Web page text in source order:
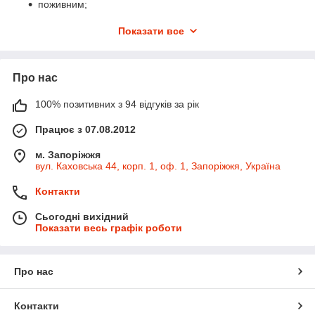
поживним;
протиалергічну;
сонцезахисним.
власного колагену, тому можна купити масло ши для
3.
Застосування в косметології
У косметології масло ши активно використовується як діючий
компонент коштів для шкірних покривів обличчя, тіла і
волосся. Баттер каріте може входити до складу:
поживних кремів;
захисних і пом'якшуючих бальзамів;
сонцезахисних кремів і емульсій.
Завдяки твердій фракції, продукт вбирається в поверхню
Показати все
Про нас
100% позитивних з 94 відгуків за рік
Працює з 07.08.2012
м. Запоріжжя
вул. Каховська 44, корп. 1, оф. 1, Запоріжжя, Україна
Контакти
Сьогодні вихідний
Показати весь графік роботи
Про нас
Контакти